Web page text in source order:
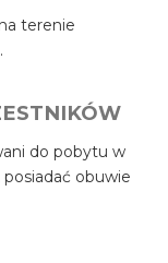
terenie
do pobytu w
obuwie